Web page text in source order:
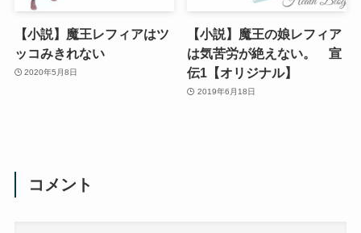
【小説】魔王レフィアはツ
ッコみきれない
2020年5月8日
【小説】魔王の娘レフィア
は気苦労が絶えない。 宣
伝1【オリジナル】
2019年6月18日
コメント